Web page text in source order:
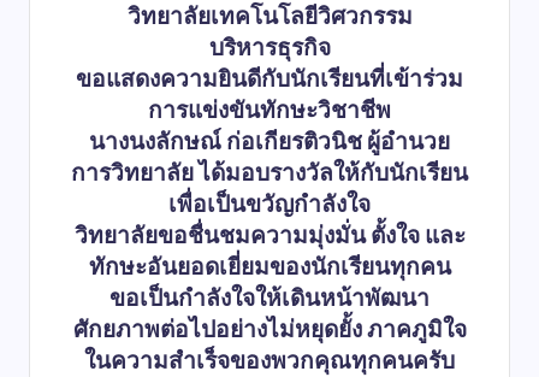
วิทยาลัยเทคโนโลยีวิศวกรรม
บริหารธุรกิจ
ขอแสดงความยินดีกับนักเรียนที่เข้าร่วม
การแข่งขันทักษะวิชาชีพ
นางนงลักษณ์ ก่อเกียรติวนิช ผู้อำนวย
การวิทยาลัย ได้มอบรางวัลให้กับนักเรียน
เพื่อเป็นขวัญกำลังใจ
วิทยาลัยขอชื่นชมความมุ่งมั่น ตั้งใจ และ
ทักษะอันยอดเยี่ยมของนักเรียนทุกคน
ขอเป็นกำลังใจให้เดินหน้าพัฒนา
ศักยภาพต่อไปอย่างไม่หยุดยั้ง ภาคภูมิใจ
ในความสำเร็จของพวกคุณทุกคนครับ